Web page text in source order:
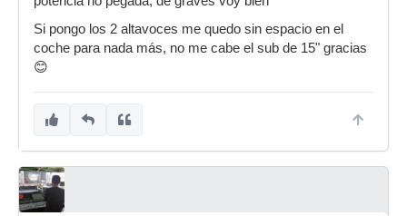
Si pongo los 2 altavoces me quedo sin espacio en el
coche para nada más, no me cabe el sub de 15" gracias
😊